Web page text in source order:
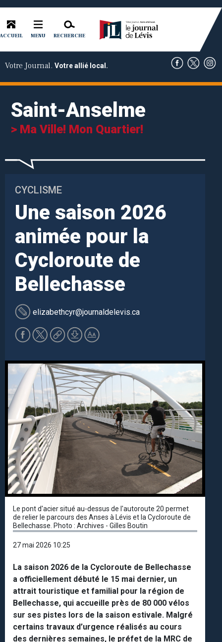
ACCUEIL MENU RECHERCHE
Votre Journal. Votre allié local.
Saint-Anselme
> Ma Ville! Mon Quartier!
CYCLISME
Une saison 2026
animée pour la
Cycloroute de
Bellechasse
elizabethcyr@journaldelevis.ca
Le pont d'acier situé au-dessus de l'autoroute 20 permet
de relier le parcours des Anses à Lévis et la Cycloroute de
Bellechasse. Photo : Archives - Gilles Boutin
27 mai 2026 10:25
La saison 2026 de la Cycloroute de Bellechasse
a officiellement débuté le 15 mai dernier, un
attrait touristique et familial pour la région de
Bellechasse, qui accueille près de 80 000 vélos
sur ses pistes lors de la saison estivale. Malgré
certains travaux d’urgence réalisés au cours
des dernières semaines, le préfet de la MRC de